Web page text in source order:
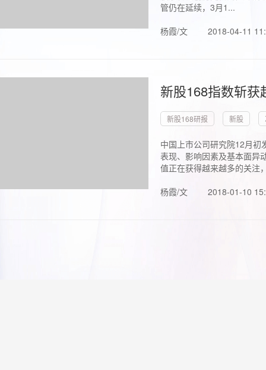
管仍在延续，3月1...
杨霞/文
2018-04-11
新股168指数斩
新股168研报 新股
中国上市公司研究院12月初
表现、影响因素及基本面异
值正在获得越来越多的关注
杨霞/文
2018-01-10